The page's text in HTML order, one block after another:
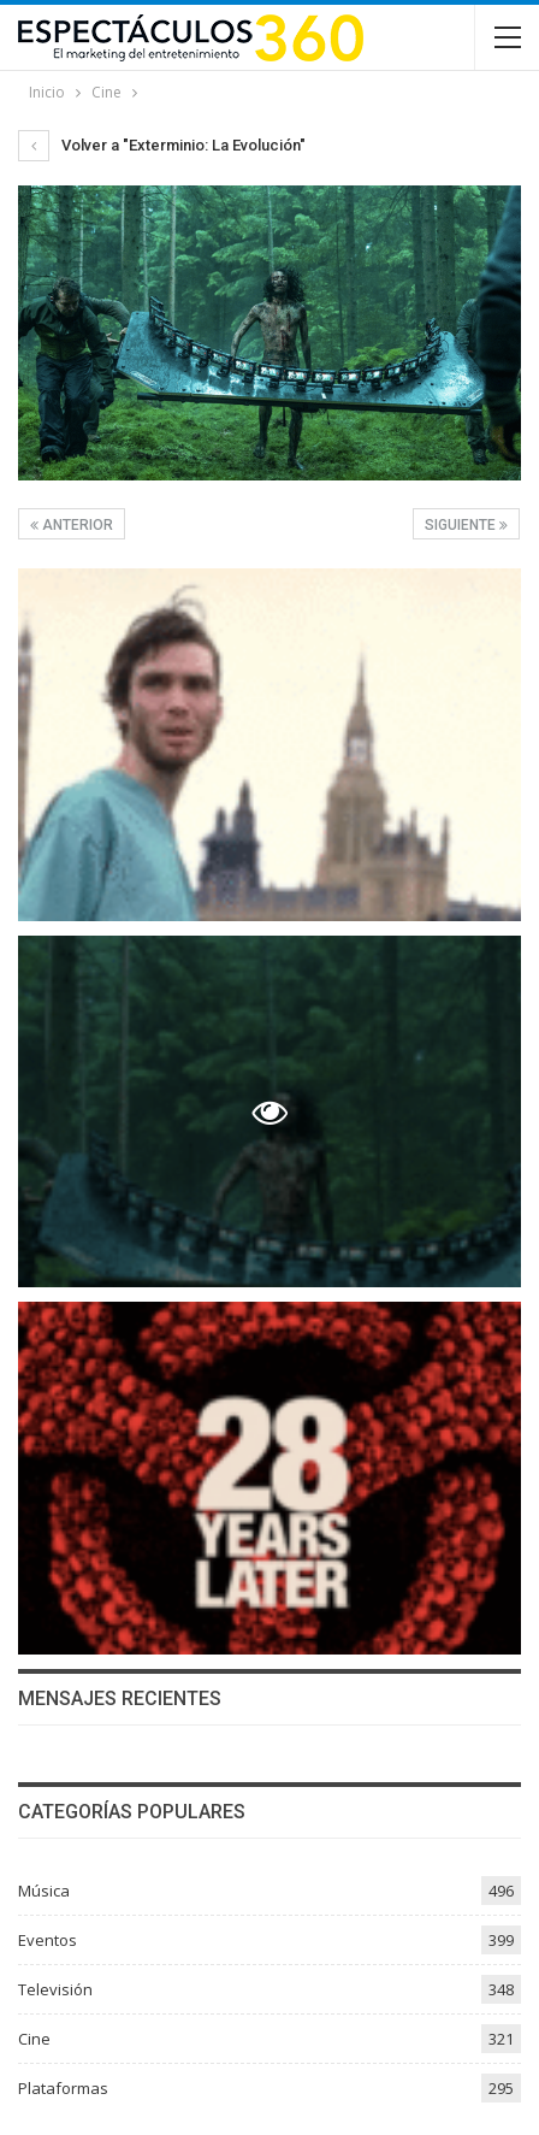
Inicio Cine
Volver a "Exterminio: La Evolución"
SIGUIENTE
ANTERIOR
MENSAJES RECIENTES
CATEGORÍAS POPULARES
Música 496
Eventos 399
Televisión 348
Cine 321
Plataformas 295